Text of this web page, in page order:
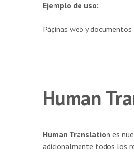
Ejemplo de uso:
Páginas web y
Human
Human Translation es
adicionalmente todos los